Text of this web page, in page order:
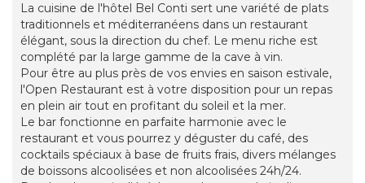
La cuisine de l'hôtel Bel Conti sert une variété de plats
traditionnels et méditerranéens dans un restaurant
élégant, sous la direction du chef. Le menu riche est
complété par la large gamme de la cave à vin.
Pour être au plus près de vos envies en saison estivale,
l'Open Restaurant est à votre disposition pour un repas
en plein air tout en profitant du soleil et la mer.
Le bar fonctionne en parfaite harmonie avec le
restaurant et vous pourrez y déguster du café, des
cocktails spéciaux à base de fruits frais, divers mélanges
de boissons alcoolisées et non alcoolisées 24h/24.